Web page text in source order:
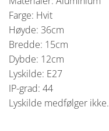
Farge: Hvit
Høyde: 36cm
Bredde: 15cm
Dybde: 12cm
Lyskilde: E27
IP-grad: 44
Lyskilde medfølger ikke.